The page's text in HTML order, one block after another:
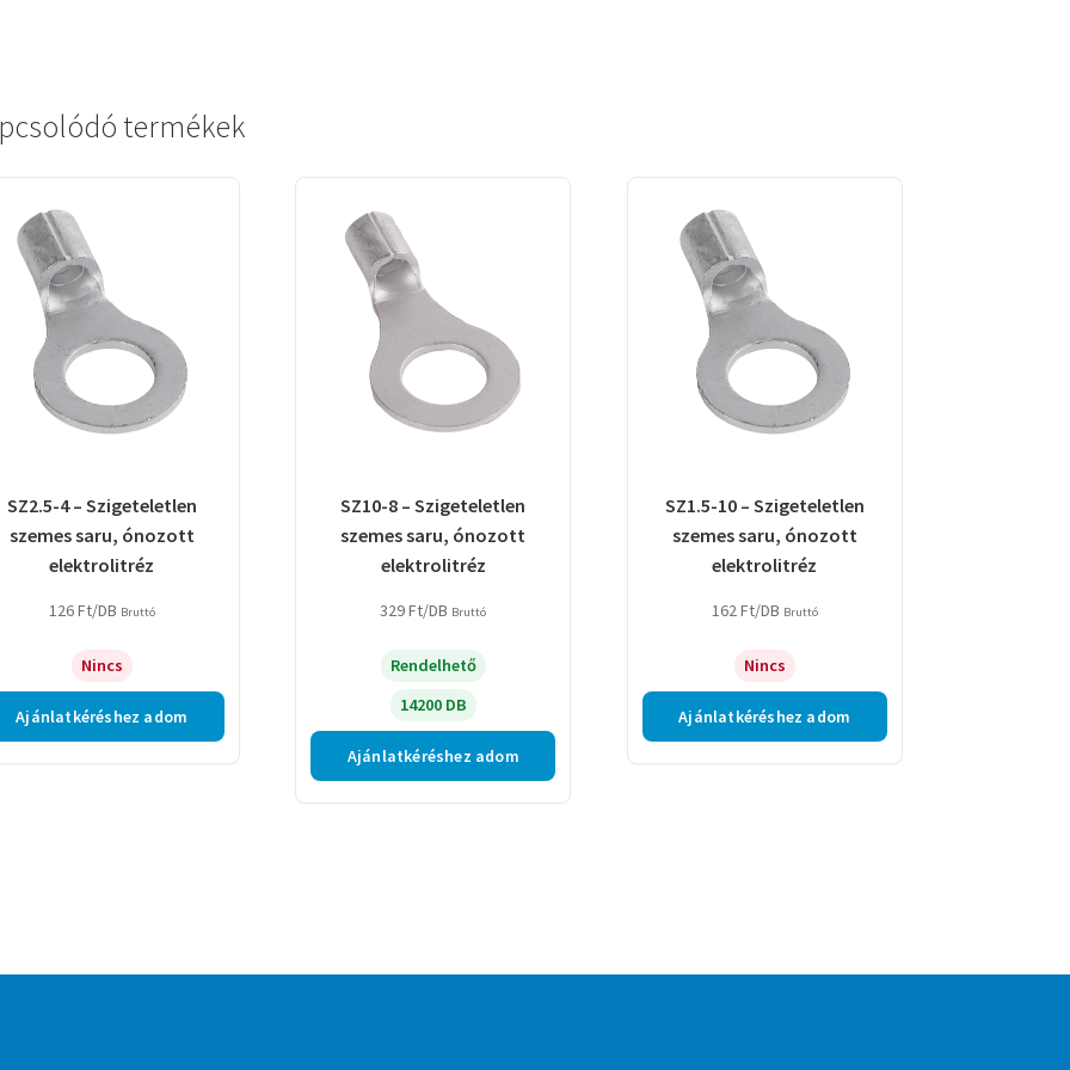
termékek
SZ2.5-4 – Szigeteletlen
szemes saru, ónozott
elektrolitréz
126Ft/DB Bruttó
Nincs
Ajánlatkéréshez adom
SZ10-8 – Szigeteletlen
szemes saru, ónozott
elektrolitréz
329Ft/DB Bruttó
Rendelhető
14200 DB
Ajánlatkéréshez adom
SZ1.5-10 – Szigeteletlen
szemes saru, ónozott
elektrolitréz
162Ft/DB Bruttó
Nincs
Ajánlatkéréshez adom